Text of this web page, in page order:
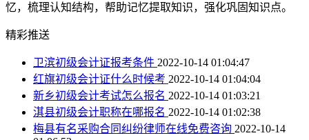
忆，梳理认知结构，帮助记忆提取知识，强化巩固知识点。
精彩推送
卫滨初级会计证报考条件 2022-10-14 01:04:47
红旗初级会计证什么时候考 2022-10-14 01:04:04
新乡初级会计考试怎么报名 2022-10-14 01:03:21
淇县初级会计职称在哪报名 2022-10-14 01:02:38
梅县有名采购合同纠纷律师在线免费咨询 2022-10-14